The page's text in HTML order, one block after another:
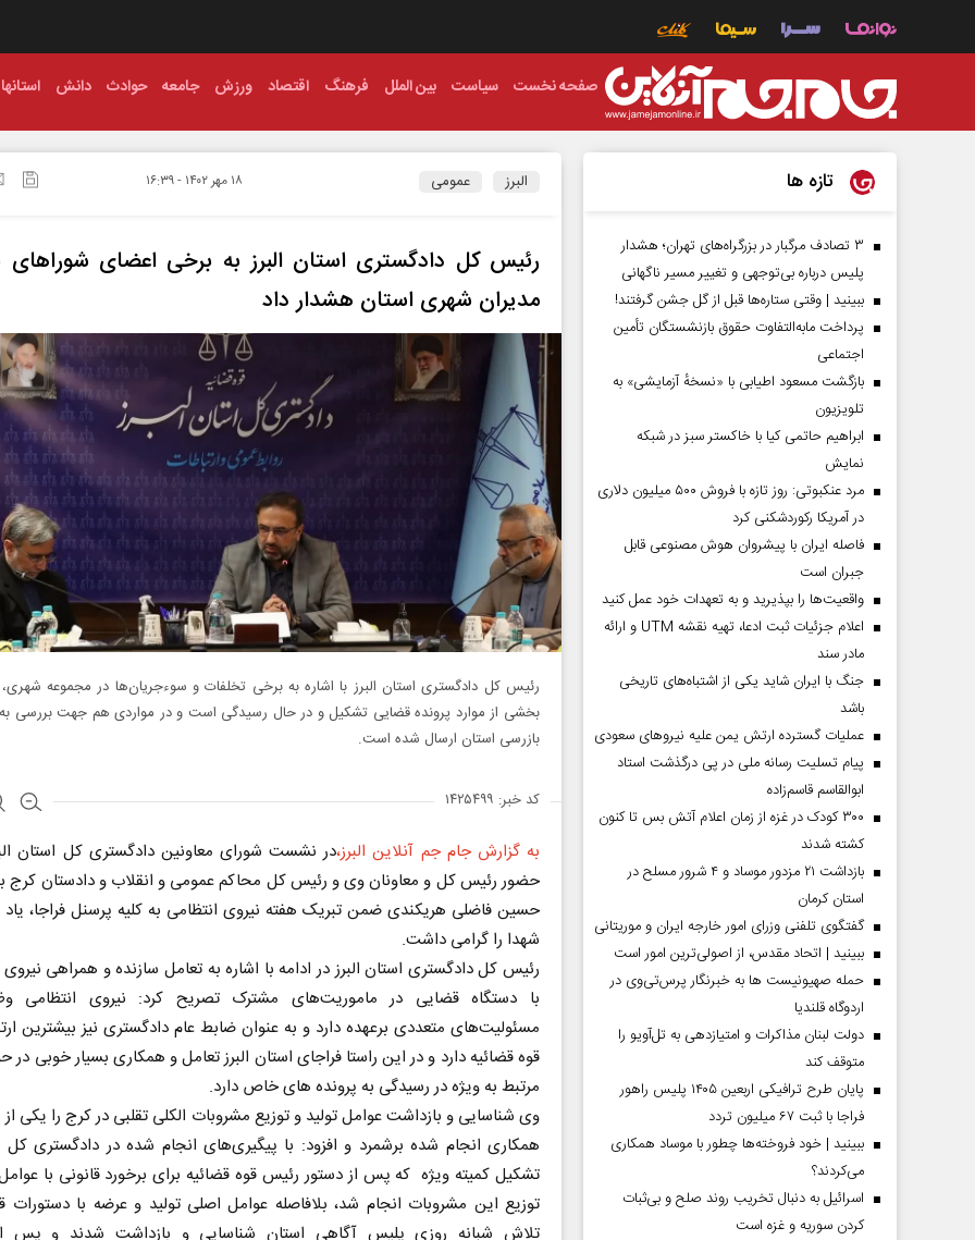
صفحه نخست سیاست بین الملل فرهنگ اقتصاد ورزش جامعه حوادث دانش استانها
البرز عمومی ۱۸ مهر ۱۴۰۲ - ۱۶:۳۹
رئیس کل دادگستری استان البرز به برخی اعضای
مدیران شهری استان هشدار داد
رئیس کل دادگستری استان البرز با اشاره به برخی تخلفات و سوءجریان‌ها در مجموعه
بخشی از موارد پرونده قضایی تشکیل و در حال رسیدگی است و در مواردی هم جهت بررسی به
بازرسی استان ارسال شده است.
کد خبر: ۱۴۲۵۴۹۹
به گزارش جام جم آنلاین البرز،در نشست شورای معاونین دادگستری کل استان
حضور رئیس کل و معاونان وی و رئیس کل محاکم عمومی و انقلاب و دادستان کرج
حسین فاضلی هریکندی ضمن تبریک هفته نیروی انتظامی به کلیه پرسنل فراجا،
شهدا را گرامی داشت.
رئیس کل دادگستری استان البرز در ادامه با اشاره به تعامل سازنده و همراهی نیروی
با دستگاه قضایی در ماموریت‌های مشترک تصریح کرد: نیروی انتظامی
مسئولیت‌های متعددی برعهده دارد و به عنوان ضابط عام دادگستری نیز بیشترین
قوه قضائیه دارد و در این راستا فراجای استان البرز تعامل و همکاری بسیار خوبی در
مرتبط به ویژه در رسیدگی به پرونده های خاص دارد.
وی شناسایی و بازداشت عوامل تولید و توزیع مشروبات الکلی تقلبی در کرج را یکی
همکاری انجام شده برشمرد و افزود: با پیگیری‌های انجام شده در دادگستری کل
تشکیل کمیته ویژه که پس از دستور رئیس قوه قضائیه برای برخورد قانونی با
توزیع این مشروبات انجام شد، بلافاصله عوامل اصلی تولید و عرضه با دستورات
تلاش شبانه روزی پلیس آگاهی استان شناسایی و بازداشت شدند و پس
تازه ها
۳ تصادف مرگبار در بزرگراه‌های تهران؛ هشدار
پلیس درباره بی‌توجهی و تغییر مسیر ناگهانی
ببینید | وقتی ستاره‌ها قبل از گل جشن گرفتند!
پرداخت مابه‌التفاوت حقوق بازنشستگان تأمین
اجتماعی
بازگشت مسعود اطیابی با «نسخهٔ آزمایشی» به
تلویزیون
ابراهیم حاتمی کیا با خاکستر سبز در شبکه
نمایش
مرد عنکبوتی: روز تازه با فروش ۵۰۰ میلیون دلاری
در آمریکا رکوردشکنی کرد
فاصله ایران با پیشرو‌ان هوش مصنوعی قابل
جبران است
واقعیت‌ها را بپذیرید و به تعهدات خود عمل کنید
اعلام جزئیات ثبت ادعا، تهیه نقشه UTM و ارائه
مادر سند
جنگ با ایران شاید یکی از اشتباه‌های تاریخی
باشد
عملیات گسترده ارتش یمن علیه نیروهای سعودی
پیام تسلیت رسانه ملی در پی درگذشت استاد
ابوالقاسم قاسم‌زاده
۳۰۰ کودک در غزه از زمان اعلام آتش بس تا کنون
کشته شدند
بازداشت ۲۱ مزدور موساد و ۴ شرور مسلح در
استان کرمان
گفتگوی تلفنی وزرای امور خارجه ایران و موریتانی
ببینید | اتحاد مقدس، از اصولی‌ترین امور است
حمله صهیونیست ها به خبرنگار پرس‌تی‌وی در
اردوگاه قلندیا
دولت لبنان مذاکرات و امتیازدهی به تل‌آویو را
متوقف کند
پایان طرح ترافیکی اربعین ۱۴۰۵ پلیس راهور
فراجا با ثبت ۶۷ میلیون تردد
ببینید | خود فروخته‌ها چطور با موساد همکاری
می‌کردند؟
اسرائیل به دنبال تخریب روند صلح و بی‌ثبات
کردن سوریه و غزه است